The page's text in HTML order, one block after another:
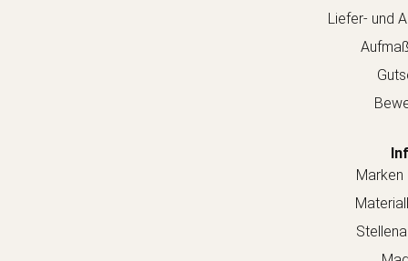
Liefer- und
Marken